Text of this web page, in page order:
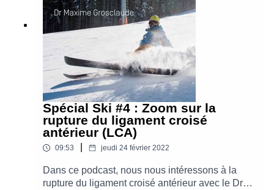
Spécial Ski #4 : Zoom sur la
rupture du ligament croisé
antérieur (LCA)
09:53 jeudi 24 février 2022
Dans ce podcast, nous nous intéressons à la
rupture du ligament croisé antérieur avec le Dr